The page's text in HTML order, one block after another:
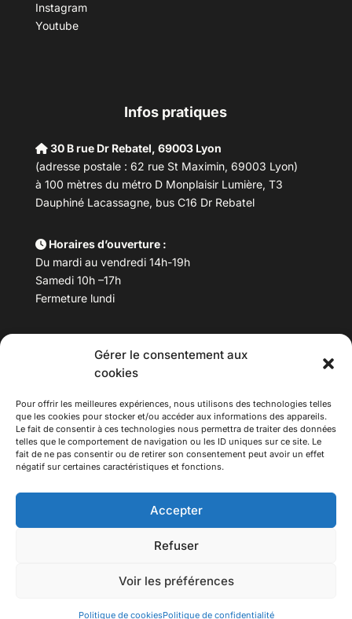
Gérer le consentement aux
cookies
Pour offrir les meilleures expériences, nous utilisons des technologies telles
que les cookies pour stocker et/ou accéder aux informations des appareils.
Le fait de consentir à ces technologies nous permettra de traiter des données
telles que le comportement de navigation ou les ID uniques sur ce site. Le
fait de ne pas consentir ou de retirer son consentement peut avoir un effet
négatif sur certaines caractéristiques et fonctions.
Accepter
Refuser
Voir les préférences
Politique de cookiesPolitique de confidentialité
Instagram
Youtube
Infos pratiques
30 B rue Dr Rebatel, 69003 Lyon
(adresse postale : 62 rue St Maximin, 69003 Lyon)
à 100 mètres du métro D Monplaisir Lumière, T3
Dauphiné Lacassagne, bus C16 Dr Rebatel
Horaires d’ouverture :
Du mardi au vendredi 14h-19h
Samedi 10h –17h
Fermeture lundi
maisondesculturesasiatiques@asiexpo.com
© 2026 Asiexpo — Maison des Cultures Asiatiques.